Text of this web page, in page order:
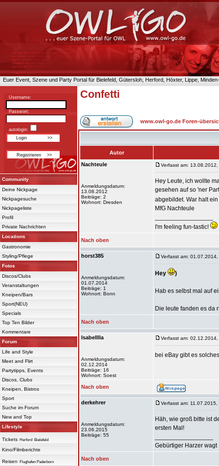
Euer Event, Szene und Party Portal für Bielefeld, Gütersloh, Herford, Höxter, Lippe,
Username:
Passwort:
autologin:
Community
Deine Nickpage
Nickpagesuche
Nickpageliste
Profil
Private Nachrichten
Locations
Gastronomie
Styling/Pflege
Fotos
Discos/Clubs
Veranstaltungen
Kneipen/Bars
Sport(NEU)
Specials
Top Ten Bilder
Kommentare
Forum
Life and Style
Meet and Flirt
Partytipps, Events
Discos, Clubs
Kneipen, Bistros
Sport
Suche im Forum
New and Top
Lifestyle
Tickets Herford Bielefeld
Kino/Filmberichte
Reisen Flughafen Paderborn
Confetti
www.owl-go.de Foren-
Autor
Nachteule
Anmeldungsdatum:
13.08.2012
Beiträge: 2
Wohnort: Dresden
Verfasst am:
Hey Leute, ich wollte
gesehen auf so 'ner
abgebildet. War halt
MfG Nachteule
I'm feeling fun-tastic!
Nach oben
horst385
Anmeldungsdatum:
01.07.2014
Beiträge: 1
Wohnort: Bonn
Verfasst am:
Hey )
Hab es selbst mal auf
Die leute fanden es da
Nach oben
Isabelllla
Anmeldungsdatum:
02.12.2014
Beiträge: 16
Wohnort: Soest
Verfasst am:
bei eBay gibt es
Nach oben
derkehrer
Anmeldungsdatum:
23.06.2015
Beiträge: 55
Verfasst am: 11.07.2015,
Häh, wie groß bitte ist
ersten Mal!
Gebürtiger Harzer
Nach oben